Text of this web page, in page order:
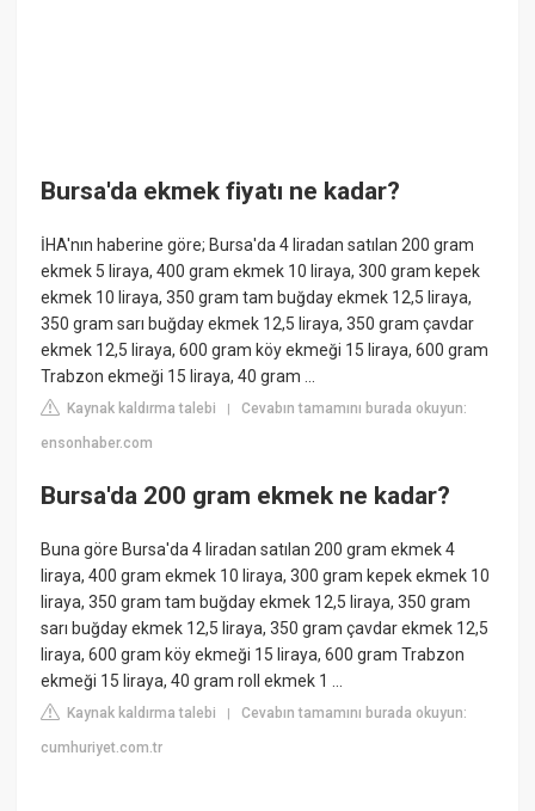
Bursa'da ekmek fiyatı ne kadar?
İHA'nın haberine göre; Bursa'da 4 liradan satılan 200 gram
ekmek 5 liraya, 400 gram ekmek 10 liraya, 300 gram kepek
ekmek 10 liraya, 350 gram tam buğday ekmek 12,5 liraya,
350 gram sarı buğday ekmek 12,5 liraya, 350 gram çavdar
ekmek 12,5 liraya, 600 gram köy ekmeği 15 liraya, 600 gram
Trabzon ekmeği 15 liraya, 40 gram ...
Kaynak kaldırma talebi |Cevabın tamamını burada okuyun:
ensonhaber.com
Bursa'da 200 gram ekmek ne kadar?
Buna göre Bursa'da 4 liradan satılan 200 gram ekmek 4
liraya, 400 gram ekmek 10 liraya, 300 gram kepek ekmek 10
liraya, 350 gram tam buğday ekmek 12,5 liraya, 350 gram
sarı buğday ekmek 12,5 liraya, 350 gram çavdar ekmek 12,5
liraya, 600 gram köy ekmeği 15 liraya, 600 gram Trabzon
ekmeği 15 liraya, 40 gram roll ekmek 1 ...
Kaynak kaldırma talebi |Cevabın tamamını burada okuyun:
cumhuriyet.com.tr